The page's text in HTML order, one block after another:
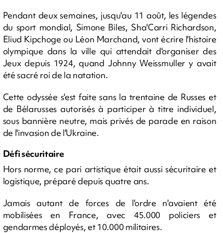
Pendant deux semaines, jusqu'au 11 août, les légendes
du sport mondial, Simone Biles, Sha'Carri Richardson,
Eliud Kipchoge ou Léon Marchand, vont écrire l'histoire
olympique dans la ville qui attendait d'organiser des
Jeux depuis 1924, quand Johnny Weissmuller y avait
été sacré roi de la natation.
Cette odyssée s'est faite sans la trentaine de Russes et
de Bélarusses autorisés à participer à titre individuel,
sous bannière neutre, mais privés de parade en raison
de l'invasion de l'Ukraine.
Défi sécuritaire
Hors norme, ce pari artistique était aussi sécuritaire et
logistique, préparé depuis quatre ans.
Jamais autant de forces de l'ordre n'avaient été
mobilisées en France, avec 45.000 policiers et
gendarmes déployés, et 10.000 militaires.